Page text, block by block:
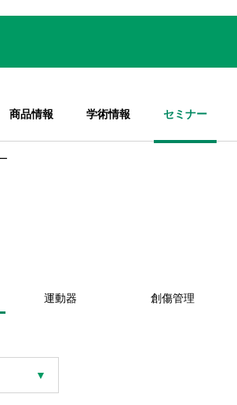
商品情報 学術情報 セミナー
運動器 創傷管理